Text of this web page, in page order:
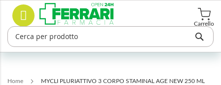
Salta
contenuto
Carrello
Cerca
Home MYCLI PLURIATTIVO 3 CORPO STAMINAL AGE NEW 250 ML